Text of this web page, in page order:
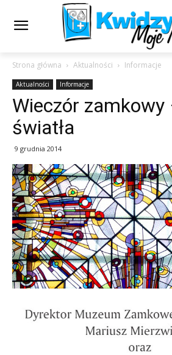
Strona główna Aktualności Informacje
Aktualności Informacje
Wieczór zamkowy
światła
9 grudnia 2014